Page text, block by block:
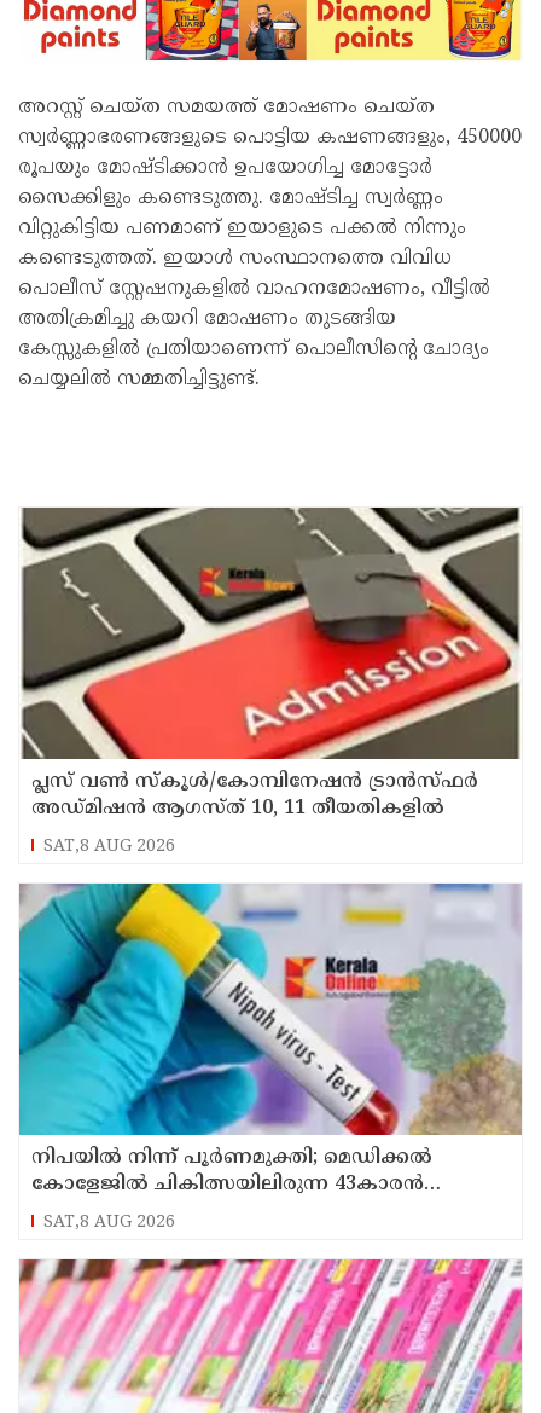
അറസ്റ്റ് ചെയ്ത സമയത്ത് മോഷണം ചെയ്ത
സ്വർണ്ണാഭരണങ്ങളുടെ പൊട്ടിയ കഷണങ്ങളും, 450000
രൂപയും മോഷ്ടിക്കാൻ ഉപയോഗിച്ച മോട്ടോർ
സൈക്കിളും കണ്ടെടുത്തു. മോഷ്ടിച്ച സ്വർണ്ണം
വിറ്റുകിട്ടിയ പണമാണ് ഇയാളുടെ പക്കൽ നിന്നും
കണ്ടെടുത്തത്. ഇയാൾ സംസ്ഥാനത്തെ വിവിധ
പൊലീസ് സ്റ്റേഷനുകളിൽ വാഹനമോഷണം, വീട്ടിൽ
അതിക്രമിച്ചു കയറി മോഷണം തുടങ്ങിയ
കേസ്സുകളിൽ പ്രതിയാണെന്ന് പൊലീസിന്‍റെ ചോദ്യം
ചെയ്യലിൽ സമ്മതിച്ചിട്ടുണ്ട്.
പ്ലസ് വൺ സ്‌കൂൾ/കോമ്പിനേഷൻ ട്രാൻസ്ഫർ
അഡ്മിഷൻ ആഗസ്ത് 10, 11 തീയതികളിൽ
SAT,8 AUG 2026
നിപയിൽ നിന്ന് പൂർണമുക്തി; മെഡിക്കൽ
കോളേജിൽ ചികിത്സയിലിരുന്ന 43കാരൻ
വീട്ടിലേക്ക് മടങ്ങി
SAT,8 AUG 2026